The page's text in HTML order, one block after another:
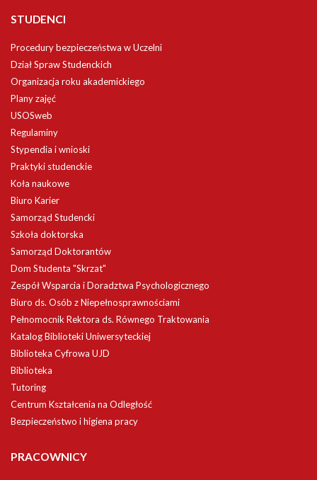
STUDENCI
Procedury bezpieczeństwa w Uczelni
Dział Spraw Studenckich
Organizacja roku akademickiego
Plany zajęć
USOSweb
Regulaminy
Stypendia i wnioski
Praktyki studenckie
Koła naukowe
Biuro Karier
Samorząd Studencki
Szkoła doktorska
Samorząd Doktorantów
Dom Studenta "Skrzat"
Zespół Wsparcia i Doradztwa Psychologicznego
Biuro ds. Osób z Niepełnosprawnościami
Pełnomocnik Rektora ds. Równego Traktowania
Katalog Biblioteki Uniwersyteckiej
Biblioteka Cyfrowa UJD
Biblioteka
Tutoring
Centrum Kształcenia na Odległość
Bezpieczeństwo i higiena pracy
PRACOWNICY